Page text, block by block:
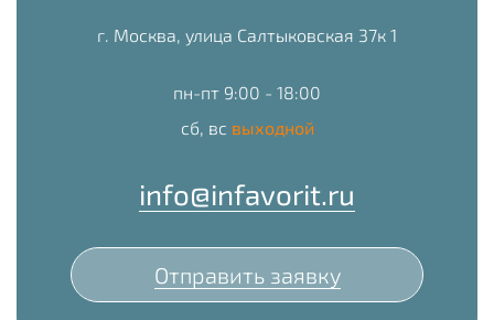
г. Москва, улица Салтыковская 37к 1
пн-пт 9:00 - 18:00
сб, вс выходной
info@infavorit.ru
Отправить заявку